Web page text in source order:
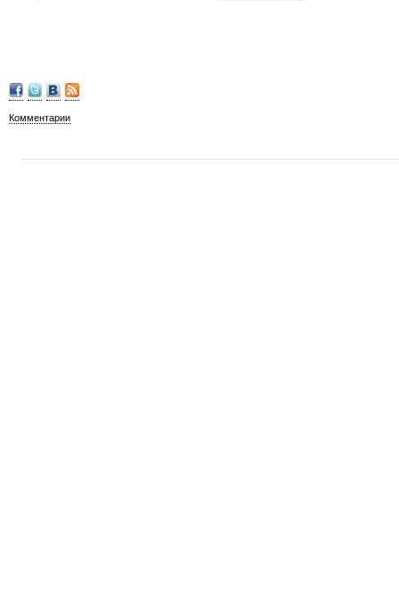
Комментарии